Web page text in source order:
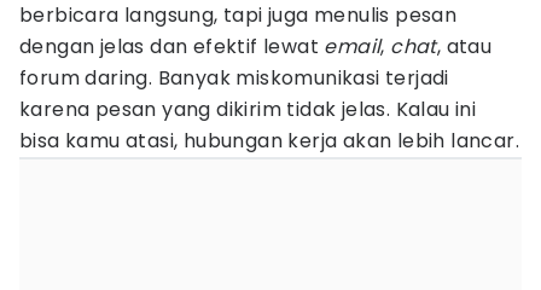
berbicara langsung, tapi juga menulis pesan
dengan jelas dan efektif lewat email, chat, atau
forum daring. Banyak miskomunikasi terjadi
karena pesan yang dikirim tidak jelas. Kalau ini
bisa kamu atasi, hubungan kerja akan lebih lancar.